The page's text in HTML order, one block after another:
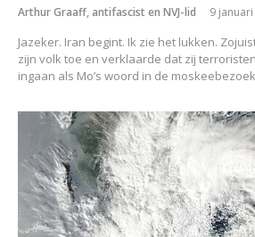
Arthur Graaff, antifascist en NVJ-lid 9
Jazeker. Iran begint. Ik zie het lukken.
zijn volk toe en verklaarde dat zij
ingaan als Mo’s woord in de